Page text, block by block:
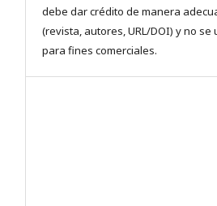
debe dar crédito de manera
(revista, autores, URL/DOI) y no se
para fines comerciales.